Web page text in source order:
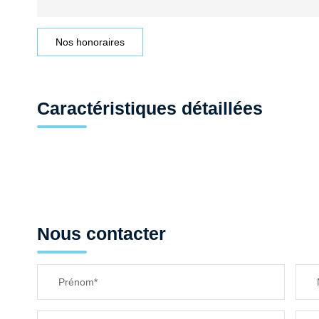
Nos honoraires
Caractéristiques détaillées
Nous contacter
Prénom*